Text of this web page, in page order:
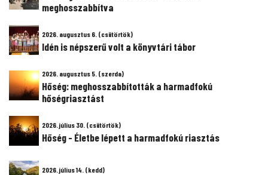
meghosszabbítva
2026. augusztus 6. (csütörtök)
Idén is népszerű volt a könyvtári tábor
2026. augusztus 5. (szerda)
Hőség: meghosszabbították a harmadfokú
hőségriasztást
2026. július 30. (csütörtök)
Hőség - Életbe lépett a harmadfokú riasztás
2026. július 14. (kedd)